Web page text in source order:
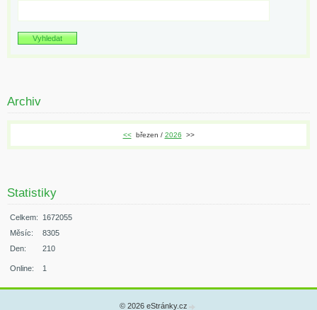
Archiv
<< březen / 2026 >>
Statistiky
Online: 1
Celkem:
1672055
Měsíc:
8305
Den:
210
© 2026 eStránky.cz